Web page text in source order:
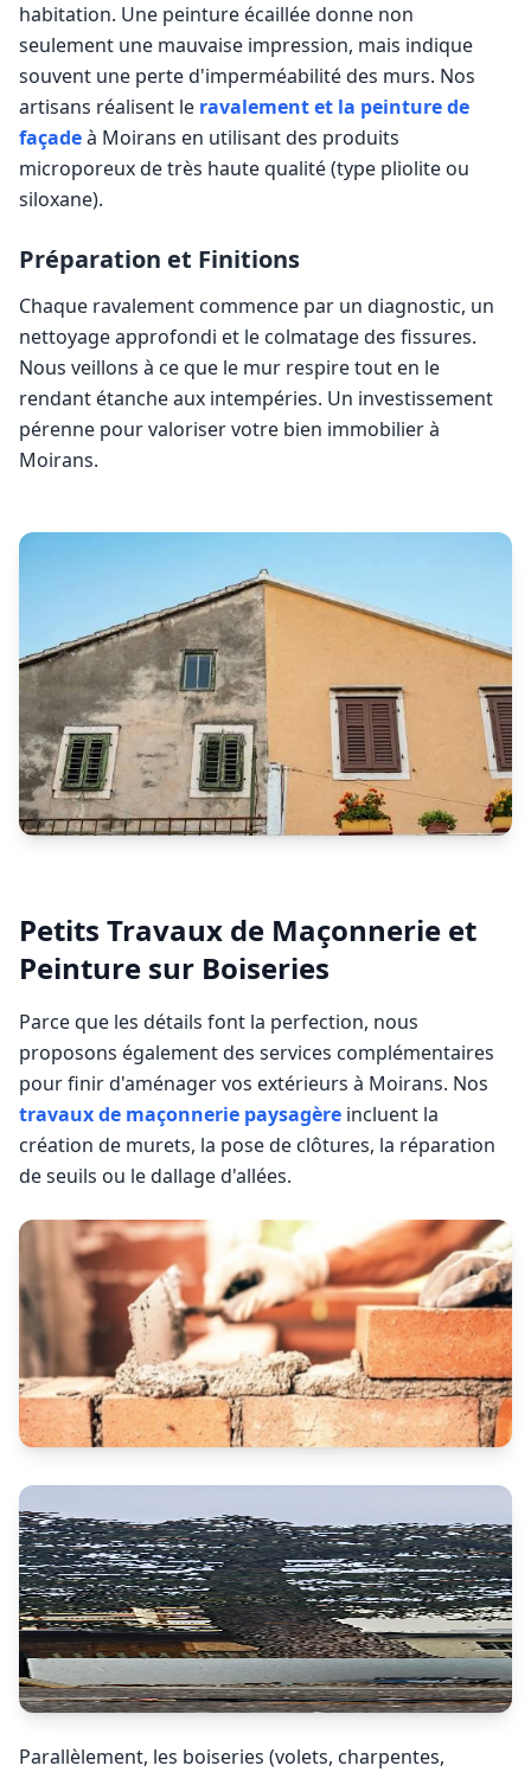
habitation. Une peinture écaillée donne non
seulement une mauvaise impression, mais indique
souvent une perte d'imperméabilité des murs. Nos
artisans réalisent le ravalement et la peinture de
façadeà Moirans en utilisant des produits
microporeux de très haute qualité (type pliolite ou
siloxane).
Préparation et Finitions
Chaque ravalement commence par un diagnostic, un
nettoyage approfondi et le colmatage des fissures.
Nous veillons à ce que le mur respire tout en le
rendant étanche aux intempéries. Un investissement
pérenne pour valoriser votre bien immobilier à
Moirans.
Petits Travaux de Maçonnerie et
Peinture sur Boiseries
Parce que les détails font la perfection, nous
proposons également des services complémentaires
pour finir d'aménager vos extérieurs à Moirans. Nos
travaux de maçonnerie paysagère incluent la
création de murets, la pose de clôtures, la réparation
de seuils ou le dallage d'allées.
Parallèlement, les boiseries (volets, charpentes,